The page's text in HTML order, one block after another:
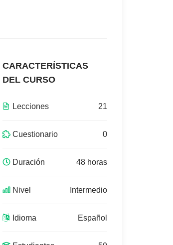
CARACTERÍSTICAS
DEL CURSO
Lecciones 21
Cuestionario 0
Duración 48 horas
Nivel Intermedio
Idioma Español